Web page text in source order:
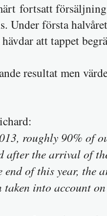
fortsatt
Under första
att tappet
resultat men
roughly 90% of
after the arrival of
end of this year,
taken into account